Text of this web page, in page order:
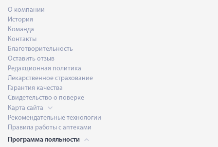
О компании
История
Команда
Контакты
Благотворительность
Оставить отзыв
Редакционная политика
Лекарственное страхование
Гарантия качества
Свидетельство о поверке
Карта сайта
Рекомендательные технологии
Правила работы с аптеками
Программа лояльности